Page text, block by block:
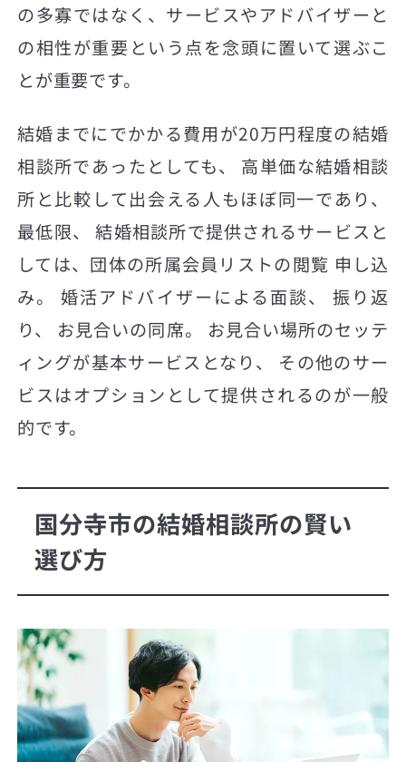
の多寡ではなく、サービスやアドバイザーと
の相性が重要という点を念頭に置いて選ぶこ
とが重要です。
結婚までにでかかる費用が20万円程度の結婚
相談所であったとしても、 高単価な結婚相談
所と比較して出会える人もほぼ同一であり、
最低限、 結婚相談所で提供されるサービスと
しては、団体の所属会員リストの閲覧 申し込
み。 婚活アドバイザーによる面談、 振り返
り、 お見合いの同席。 お見合い場所のセッテ
ィングが基本サービスとなり、 その他のサー
ビスはオプションとして提供されるのが一般
的です。
国分寺市の結婚相談所の賢い
選び方